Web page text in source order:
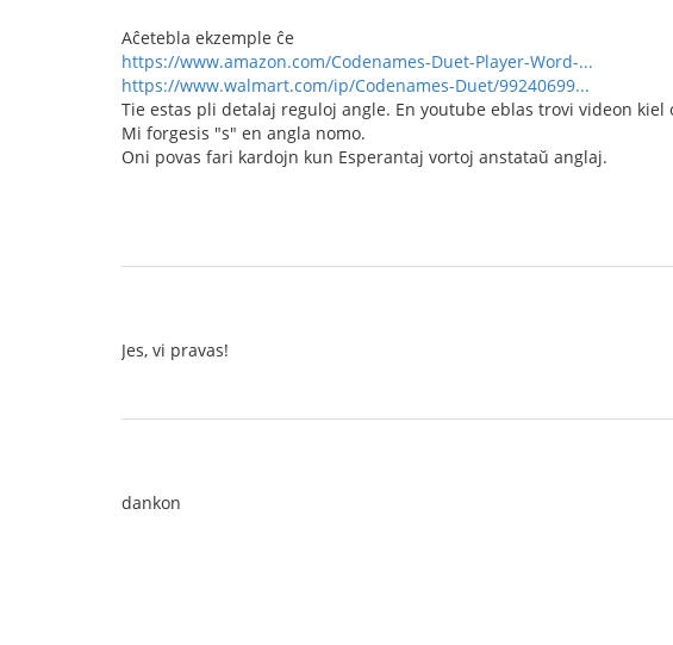
Aĉetebla ekzemple ĉe
https://www.amazon.com/Codenames-Duet-Player-Word-...
https://www.walmart.com/ip/Codenames-Duet/99240699...
Tie estas pli detalaj reguloj angle. En youtube eblas trovi videon kiel
Mi forgesis "s" en angla nomo.
Oni povas fari kardojn kun Esperantaj vortoj anstataŭ anglaj.
Jes, vi pravas!
dankon